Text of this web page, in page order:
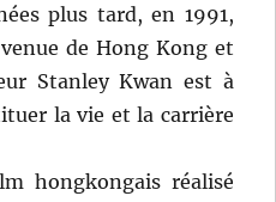
plus tard, en 1991,
de Hong Kong et
Stanley Kwan est à
la vie et la carrière
hongkongais réalisé